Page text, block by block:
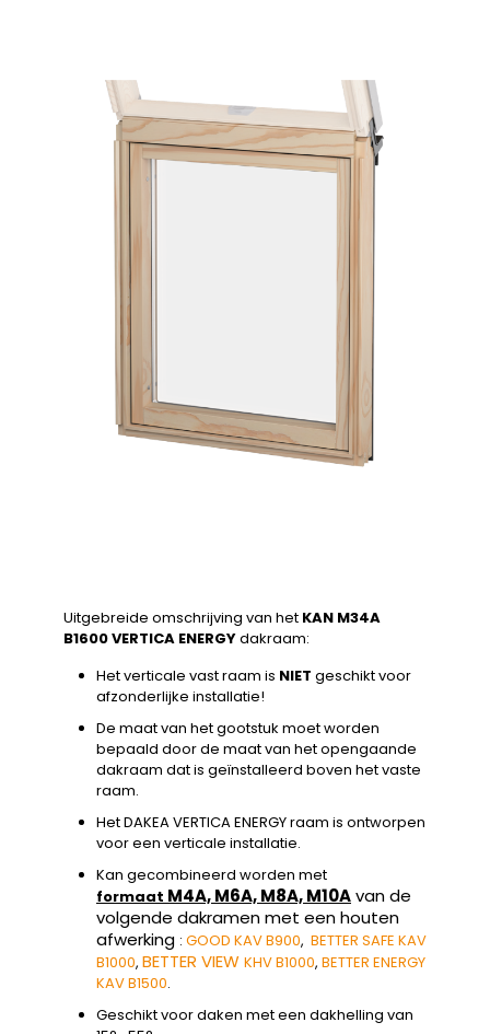
Uitgebreide omschrijving van het KAN M34A
B1600 VERTICA ENERGYdakraam:
Het verticale vast raam is NIET geschikt voor
afzonderlijke installatie!
De maat van het gootstuk moet worden
bepaald door de maat van het opengaande
dakraam dat is geïnstalleerd boven het vaste
raam.
Het DAKEA VERTICA ENERGY raam is ontworpen
voor een verticale installatie.
Kan gecombineerd worden met
formaat M4A, M6A, M8A, M10Avan de
volgende dakramen met een houten
afwerking : GOOD KAV B900, BETTER SAFE KAV
B1000, BETTER VIEW KHV B1000, BETTER ENERGY
KAV B1500.
Geschikt voor daken met een dakhelling van